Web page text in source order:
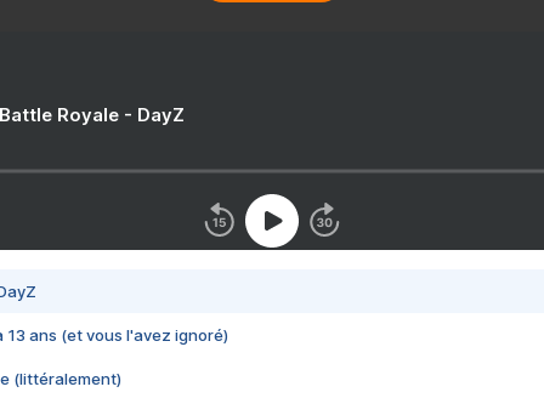
Royale - DayZ
13 ans (et vous l'avez ignoré)
(littéralement)